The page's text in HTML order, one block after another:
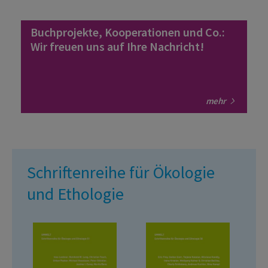
Buchprojekte, Kooperationen und Co.:
Wir freuen uns auf Ihre Nachricht!
mehr
Schriftenreihe für Ökologie
und Ethologie